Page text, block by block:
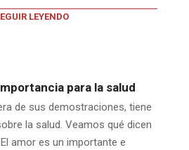
LEYENDO
para la salud
de sus demostraciones, tiene
la salud. Veamos qué dicen
amor es un importante e